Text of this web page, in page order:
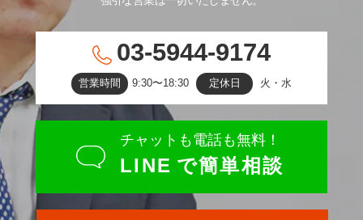
03-5944-9174
営業時間 9:30〜18:30 定休日 火・水
チャットも電話も無料！
LINE で簡単相談